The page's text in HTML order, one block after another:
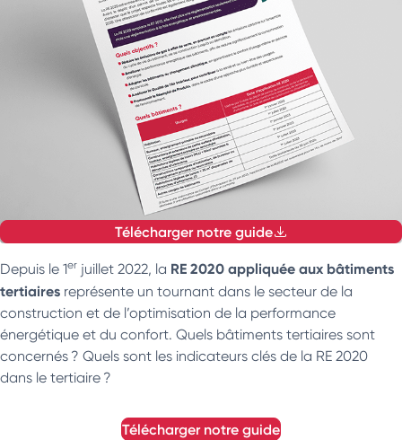
Télécharger notre guide
Depuis le 1er juillet 2022, la RE 2020 appliquée aux bâtiments
tertiaires représente un tournant dans le secteur de la
construction et de l’optimisation de la performance
énergétique et du confort. Quels bâtiments tertiaires sont
concernés ? Quels sont les indicateurs clés de la RE 2020
dans le tertiaire ?
télécharger notre guide